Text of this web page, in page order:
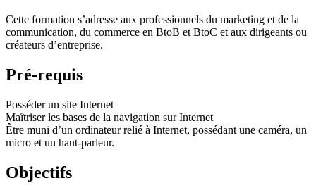
Cette formation s’adresse aux professionnels du marketing et de la
communication, du commerce en BtoB et BtoC et aux dirigeants ou
créateurs d’entreprise.
Pré-requis
Posséder un site Internet
Maîtriser les bases de la navigation sur Internet
Être muni d’un ordinateur relié à Internet, possédant une caméra, un
micro et un haut-parleur.
Objectifs